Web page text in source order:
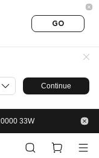
GO
Continue
33W